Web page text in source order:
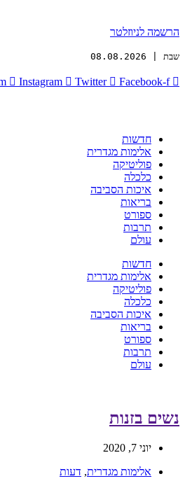
הרשמה לניוזלטר
שבת | 08.08.2026
Instagram Twitter Facebook-f
חדשות
אלימות מגדרית
פוליטיקה
כלכלה
איכות הסביבה
בריאות
ספורט
תרבות
עולם
חדשות
אלימות מגדרית
פוליטיקה
כלכלה
איכות הסביבה
בריאות
ספורט
תרבות
עולם
נשים בזנות
יוני 7, 2020
אלימות מגדרית, דעות